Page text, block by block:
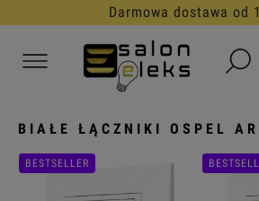
30 dni na darmowy
BIAŁE ŁĄCZNIKI OSPEL
BESTSELLER